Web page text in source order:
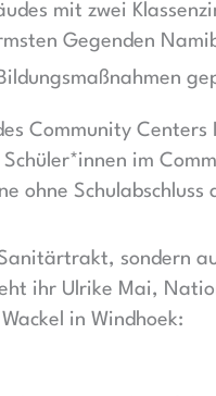
mit zwei
Gegenden
Community Centers
im
ohne
sondern
ihr Ulrike Mai,
in Windhoek: